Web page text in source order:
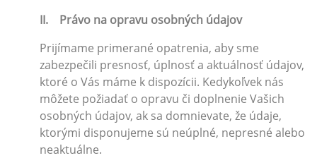
II. Právo na opravu osobných údajov
Prijímame primerané opatrenia, aby sme
zabezpečili presnosť, úplnosť a aktuálnosť údajov,
ktoré o Vás máme k dispozícii. Kedykoľvek nás
môžete požiadať o opravu či doplnenie Vašich
osobných údajov, ak sa domnievate, že údaje,
ktorými disponujeme sú neúplné, nepresné alebo
neaktuálne.